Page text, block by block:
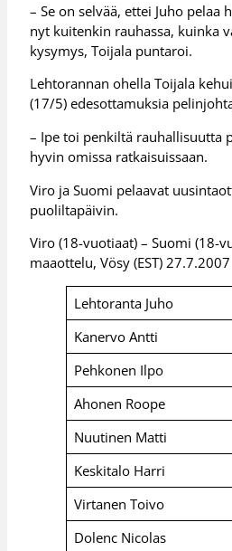
– Se on selvää, ettei Juho pelaa
nyt kuitenkin rauhassa, kuinka
kysymys, Toijala puntaroi.
Lehtorannan ohella Toijala
(17/5) edesottamuksia
– Ipe toi penkiltä rauhallisuutta
hyvin omissa ratkaisuissaan.
Viro ja Suomi pelaavat
puoliltapäivin.
Viro (18-vuotiaat) – Suomi (18-
maaottelu, Vösy (EST) 27.7.2007
Lehtoranta Juho
Kanervo Antti
Pehkonen Ilpo
Ahonen Roope
Nuutinen Matti
Keskitalo Harri
Virtanen Toivo
Dolenc Nicolas